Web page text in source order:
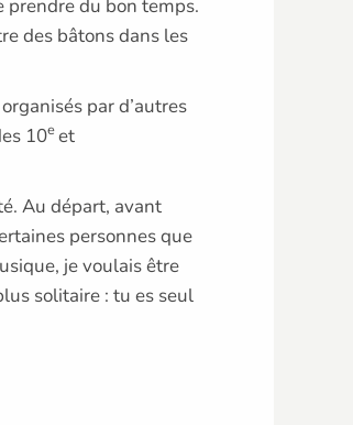
prendre du bon temps.
des bâtons dans les
organisés par d’autres
10eet
Au départ, avant
personnes que
je voulais être
solitaire : tu es seul